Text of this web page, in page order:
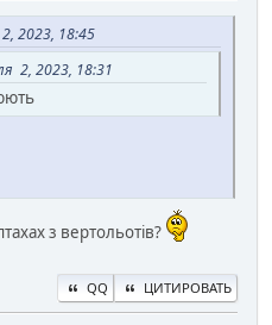
2023, 18:45
2, 2023, 18:31
з вертольотів?
QQ ЦИТИРОВАТЬ